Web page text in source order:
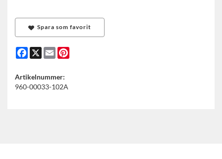
Spara som favorit
Facebook
X Email
Artikelnummer:
960-00033-102A